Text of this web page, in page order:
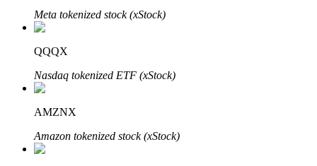
Partenaires Bitrue
Meta tokenized stock (xStock)
QQQX
Nasdaq tokenized ETF (xStock)
AMZNX
Amazon tokenized stock (xStock)